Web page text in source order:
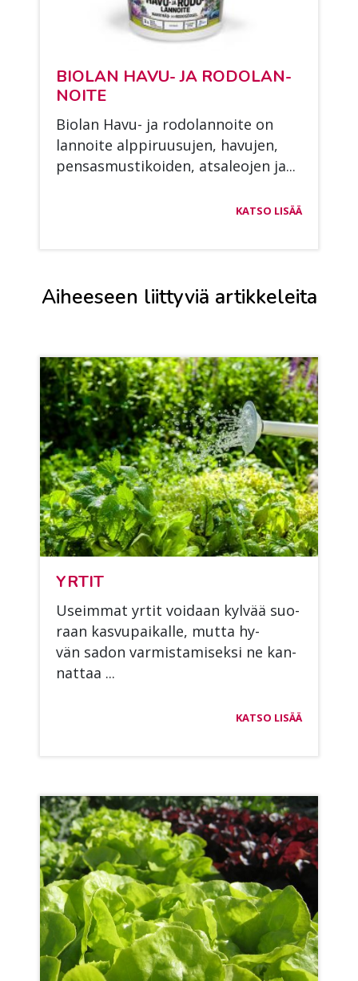
BIO­LAN HAVU- JA RO­DO­LAN­
NOI­TE
Bio­lan Havu- ja ro­do­lan­noi­te on
lan­noi­te alp­pi­ruusu­jen, ha­vu­jen,
pen­sas­mus­ti­koi­den, at­sa­leo­jen ja...
KATSO LISÄÄ
Aiheeseen liittyviä artikkeleita
YR­TIT
Useim­mat yr­tit voi­daan kyl­vää suo­
raan kas­vu­pai­kal­le, mut­ta hy­
vän sa­don var­mis­ta­mi­sek­si ne kan­
nat­taa ...
KATSO LISÄÄ